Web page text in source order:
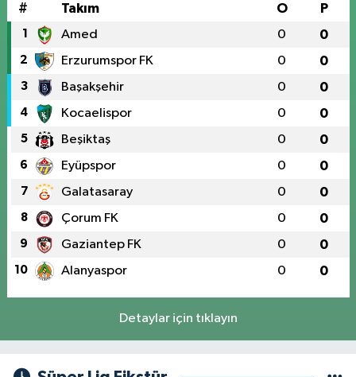
# Takım O P
1 Amed 0 0
2 Erzurumspor FK 0 0
3 Başakşehir 0 0
4 Kocaelispor 0 0
5 Beşiktaş 0 0
6 Eyüpspor 0 0
7 Galatasaray 0 0
8 Çorum FK 0 0
9 Gaziantep FK 0 0
10 Alanyaspor 0 0
Detaylar için tıklayın